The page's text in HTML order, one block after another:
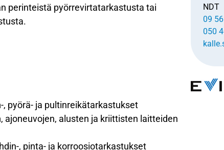
perinteistä pyörrevirtatarkastusta tai
pyörä- ja pultinreikätarkastukset
alusten ja kriittisten laitteiden
, pinta- ja korroosiotarkastukset
NDT
09
050